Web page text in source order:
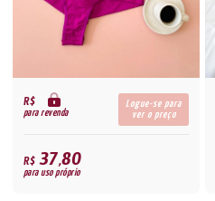
R$
para revenda
Logue-se para
ver o preço
R$37,80
para uso próprio